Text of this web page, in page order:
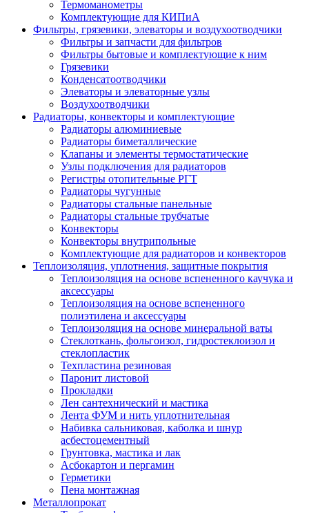
Термоманометры
Комплектующие для КИПиА
Фильтры, грязевики, элеваторы и воздухоотводчики
Фильтры и запчасти для фильтров
Фильтры бытовые и комплектующие к ним
Грязевики
Конденсатоотводчики
Элеваторы и элеваторные узлы
Воздухоотводчики
Радиаторы, конвекторы и комплектующие
Радиаторы алюминиевые
Радиаторы биметаллические
Клапаны и элементы термостатические
Узлы подключения для радиаторов
Регистры отопительные РГТ
Радиаторы чугунные
Радиаторы стальные панельные
Радиаторы стальные трубчатые
Конвекторы
Конвекторы внутрипольные
Комплектующие для радиаторов и конвекторов
Теплоизоляция, уплотнения, защитные покрытия
Теплоизоляция на основе вспененного каучука и
аксессуары
Теплоизоляция на основе вспененного
полиэтилена и аксессуары
Теплоизоляция на основе минеральной ваты
Стеклоткань, фольгоизол, гидростеклоизол и
стеклопластик
Техпластина резиновая
Паронит листовой
Прокладки
Лен сантехнический и мастика
Лента ФУМ и нить уплотнительная
Набивка сальниковая, каболка и шнур
асбестоцементный
Грунтовка, мастика и лак
Асбокартон и пергамин
Герметики
Пена монтажная
Металлопрокат